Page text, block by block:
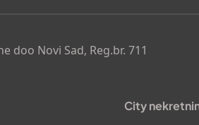
doo Novi Sad, Reg.br. 711
City